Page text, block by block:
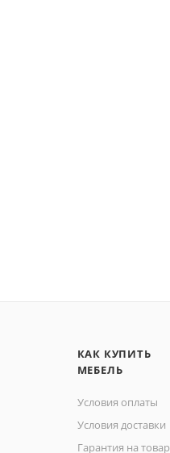
КАК КУПИТЬ
МЕБЕЛЬ
Условия оплаты
Условия доставки
Гарантия на товар